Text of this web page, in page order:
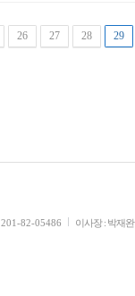
26 27 28 29
201-82-05486
이사장 : 박재완